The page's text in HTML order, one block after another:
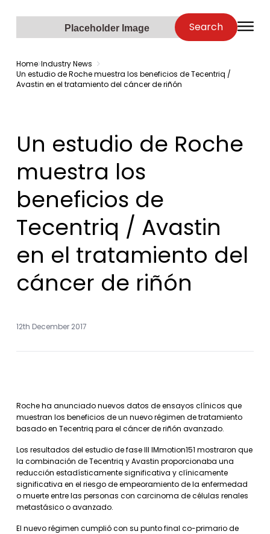
Placeholder Image Search
Home Industry News
Un estudio de Roche muestra los beneficios de Tecentriq /
Avastin en el tratamiento del cáncer de riñón
Un estudio de Roche
muestra los
beneficios de
Tecentriq / Avastin
en el tratamiento del
cáncer de riñón
12th December 2017
Roche ha anunciado nuevos datos de ensayos clínicos que
muestran los beneficios de un nuevo régimen de tratamiento
basado en Tecentriq para el cáncer de riñón avanzado.
Los resultados del estudio de fase III IMmotion151 mostraron que
la combinación de Tecentriq y Avastin proporcionaba una
reducción estadísticamente significativa y clínicamente
significativa en el riesgo de empeoramiento de la enfermedad
o muerte entre las personas con carcinoma de células renales
metastásico o avanzado.
El nuevo régimen cumplió con su punto final co-primario de